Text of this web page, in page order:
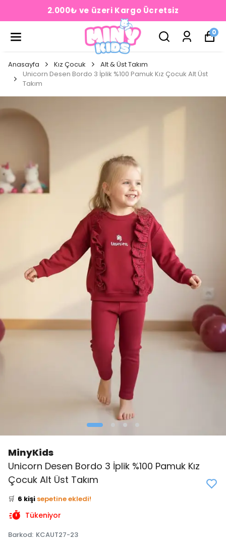
2.000₺ ve üzeri Kargo Ücretsiz
0
Anasayfa Kız Çocuk
Alt & Üst Takım
Unicorn Desen Bordo 3 İplik %100 Pamuk Kız Çocuk Alt Üst
Takım
MinyKids
Unicorn Desen Bordo 3 İplik %100 Pamuk Kız
Çocuk Alt Üst Takım
👀 Şu an 5 kişiinceliyor!
⭐️
🛒 6 kişi sepetine ekledi!
✅ Bugün 3 adet
Tükeniyor
Barkod: KCAUT27-23